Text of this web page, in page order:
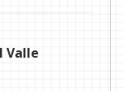
Valle